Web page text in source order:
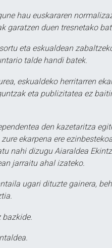
hau euskararen
garatzen duen tresnetako
eta eskualdean
talde handi batek.
eskualdeko herritarren
eta publizitatea ez
den kazetaritza
ekarpena ere
nahi dizugu Aiaraldea
jarraitu ahal izateko.
ugari dituzte gainera,